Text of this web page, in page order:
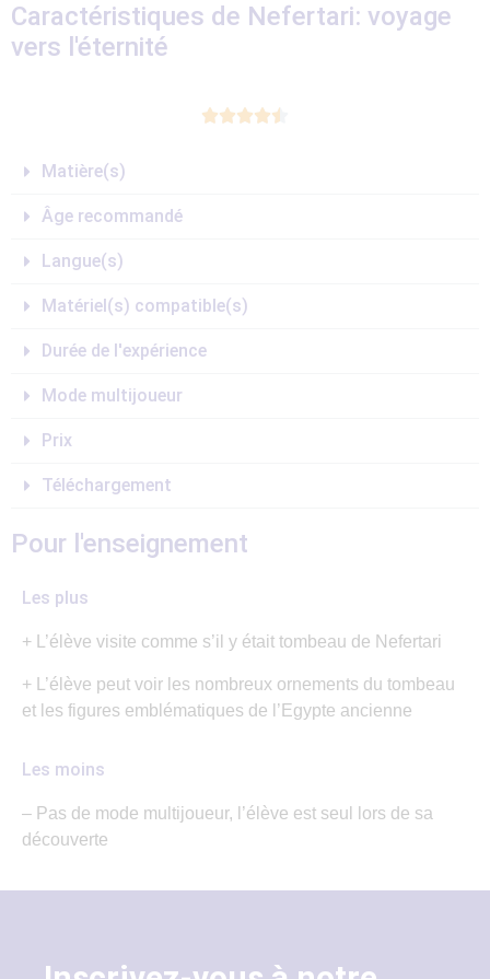
Caractéristiques de Nefertari: voyage
vers l'éternité

Matière(s)
Âge recommandé
Langue(s)
Matériel(s) compatible(s)
Durée de l'expérience
Mode multijoueur
Prix
Téléchargement
Pour l'enseignement
Les plus
+ L’élève visite comme s’il y était tombeau de Nefertari
+ L’élève peut voir les nombreux ornements du tombeau
et les figures emblématiques de l’Egypte ancienne
Les moins
– Pas de mode multijoueur, l’élève est seul lors de sa
découverte